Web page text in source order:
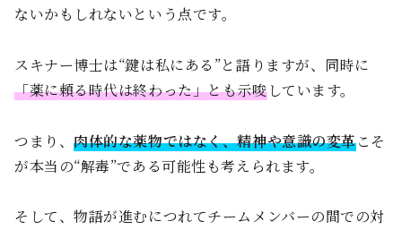
ないかもしれないという点です。
スキナー博士は“鍵は私にある”と語りますが、同時に
「薬に頼る時代は終わった」とも示唆しています。
つまり、肉体的な薬物ではなく、精神や意識の変革こそ
が本当の“解毒”である可能性も考えられます。
そして、物語が進むにつれてチームメンバーの間での対